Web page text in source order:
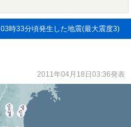
03時33分頃発生した地震(最大震度3)
2011年04月18日03:36発表